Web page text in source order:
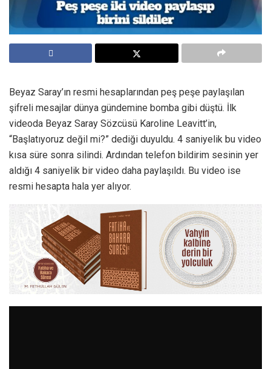
Beyaz Saray’ın resmi hesaplarından peş peşe paylaşılan
şifreli mesajlar dünya gündemine bomba gibi düştü. İlk
videoda Beyaz Saray Sözcüsü Karoline Leavitt’in,
“Başlatıyoruz değil mi?” dediği duyuldu. 4 saniyelik bu video
kısa süre sonra silindi. Ardından telefon bildirim sesinin yer
aldığı 4 saniyelik bir video daha paylaşıldı. Bu video ise
resmi hesapta hala yer alıyor.